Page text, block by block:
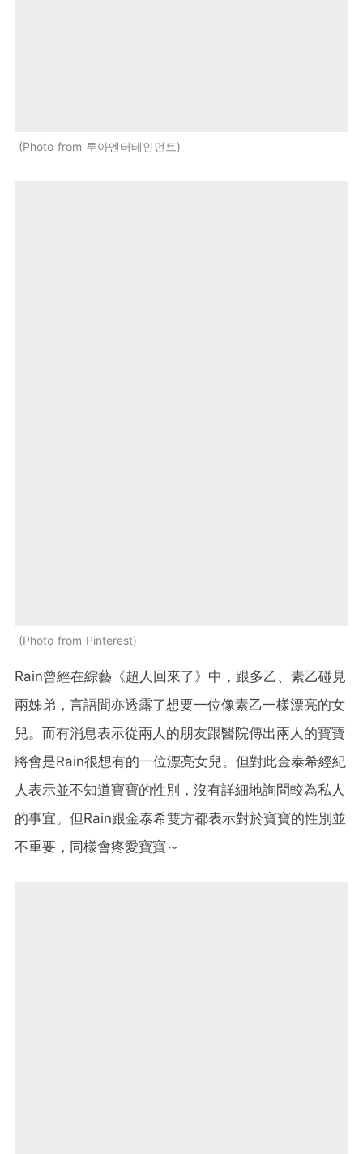
Photo from 루아엔터테인먼트
Photo from Pinterest
Rain曾經在綜藝《超人回來了》中，跟多乙、素乙碰見
兩姊弟，言語間亦透露了想要一位像素乙一樣漂亮的女
兒。而有消息表示從兩人的朋友跟醫院傳出兩人的寶寶
將會是Rain很想有的一位漂亮女兒。但對此金泰希經紀
人表示並不知道寶寶的性別，沒有詳細地詢問較為私人
的事宜。但Rain跟金泰希雙方都表示對於寶寶的性別並
不重要，同樣會疼愛寶寶～